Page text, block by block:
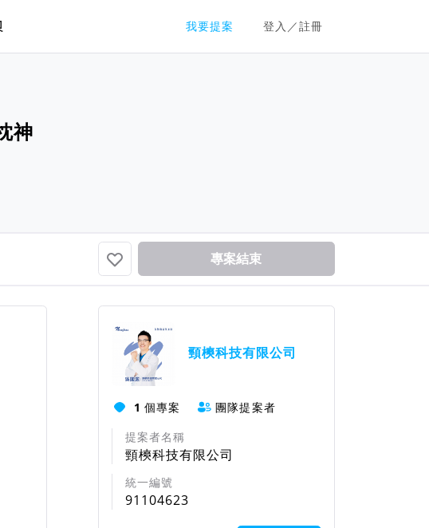
我要提案 登入／註冊
集資 / 群眾募資平台
神
專案結束
頸樉科技有限公司
1 個專案
團隊提案者
提案者名稱
頸樉科技有限公司
統一編號
91104623